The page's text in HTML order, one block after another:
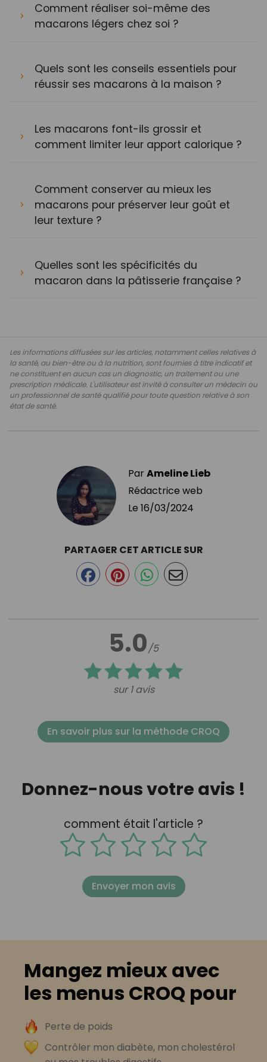
Comment réaliser soi-même des
macarons légers chez soi ?
Quels sont les conseils essentiels pour
réussir ses macarons à la maison ?
Les macarons font-ils grossir et
comment limiter leur apport calorique ?
Comment conserver au mieux les
macarons pour préserver leur goût et
leur texture ?
Quelles sont les spécificités du
macaron dans la pâtisserie française ?
Les informations diffusées sur les articles, notamment celles relatives à
la santé, au bien-être ou à la nutrition, sont fournies à titre indicatif et
ne constituent en aucun cas un diagnostic, un traitement ou une
prescription médicale. L'utilisateur est invité à consulter un médecin ou
un professionnel de santé qualifié pour toute question relative à son
état de santé.
ParAmeline Lieb
Rédactrice web
Le 16/03/2024
5.0/5
sur 1 avis
PARTAGER CET ARTICLE SUR
En savoir plus sur la méthode CROQ
Donnez-nous votre avis !
comment était l'article ?
Envoyer mon avis
Mangez mieux avec
les menus CROQ pour
Perte de poids
Contrôler mon diabète, mon cholestérol